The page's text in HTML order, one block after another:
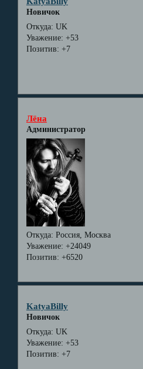
Новичок
Откуда: UK
Уважение: +53
Позитив: +7
Лёна
Администратор
Откуда: Россия, Москва
Уважение: +24049
Позитив: +6520
KatyaBilly
Новичок
Откуда: UK
Уважение: +53
Позитив: +7